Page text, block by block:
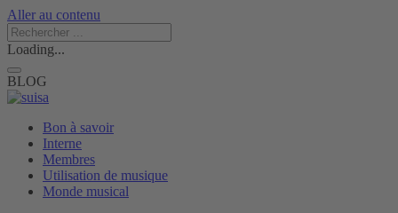
Aller au contenu
Loading...
BLOG
Bon à savoir
Interne
Membres
Utilisation de musique
Monde musical